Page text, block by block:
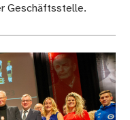
Geschäftsstelle.